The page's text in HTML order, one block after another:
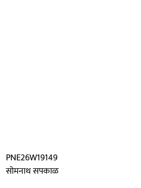
PNE26W19149
सोमनाथ सपकाळ